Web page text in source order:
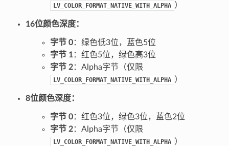
LV_COLOR_FORMAT_NATIVE_WITH_ALPHA ）
16位颜色深度：
字节 0：绿色低3位，蓝色5位
字节 1：红色5位，绿色高3位
字节 2：Alpha字节（仅限
LV_COLOR_FORMAT_NATIVE_WITH_ALPHA ）
8位颜色深度：
字节 0：红色3位，绿色3位，蓝色2位
字节 2：Alpha字节（仅限
LV_COLOR_FORMAT_NATIVE_WITH_ALPHA ）